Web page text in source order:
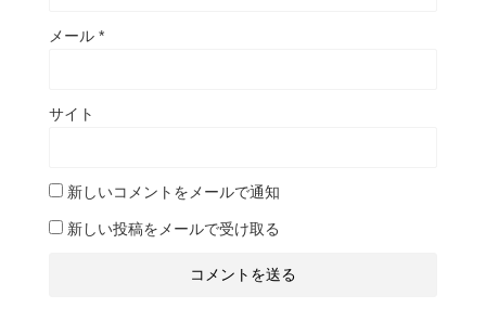
メール *
サイト
新しいコメントをメールで通知
新しい投稿をメールで受け取る